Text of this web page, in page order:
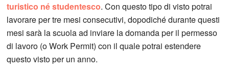
turistico né studentesco. Con questo tipo di visto potrai
lavorare per tre mesi consecutivi, dopodiché durante questi
mesi sarà la scuola ad inviare la domanda per il permesso
di lavoro (o Work Permit) con il quale potrai estendere
questo visto per un anno.